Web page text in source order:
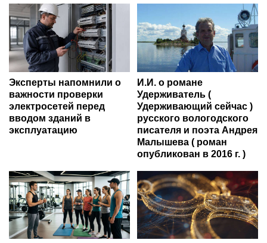
Эксперты напомнили о
важности проверки
электросетей перед
вводом зданий в
эксплуатацию
И.И. о романе
Удерживатель (
Удерживающий сейчас )
русского вологодского
писателя и поэта Андрея
Малышева ( роман
опубликован в 2016 г. )